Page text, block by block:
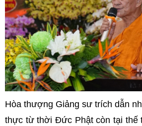
Hòa thượng Giảng sư trích dẫn
thực từ thời Đức Phật còn tại thế